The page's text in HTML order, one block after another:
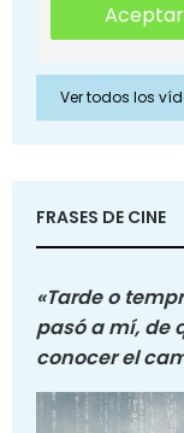
Aceptar
Ver todos los
FRASES DE CINE
«Tarde o
pasó a mí, de
conocer el